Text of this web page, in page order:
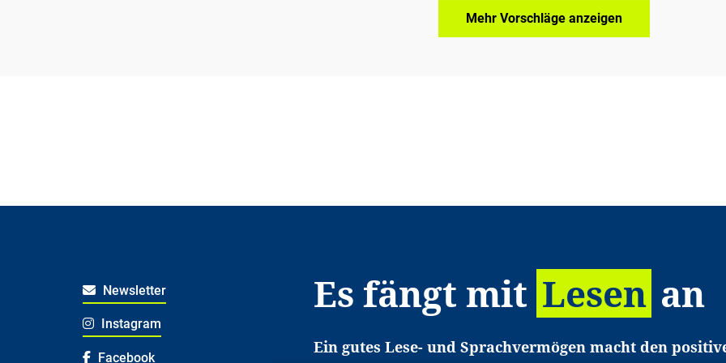
Mehr Vorschläge anzeigen
Newsletter
Instagram
Facebook
Es fängt mit Lesen an
Ein gutes Lese- und Sprachvermögen macht den